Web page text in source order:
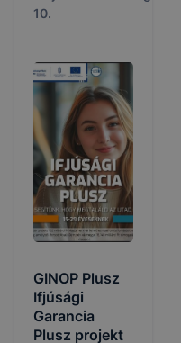
10.
GINOP Plusz
Ifjúsági
Garancia
Plusz projekt